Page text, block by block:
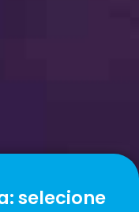
selecione